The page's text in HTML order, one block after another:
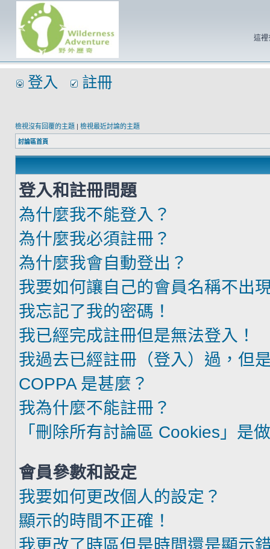
這裡
登入 註冊
檢視沒有回覆的主題 | 檢視最近討論的主題
討論區首頁
登入和註冊問題
為什麼我不能登入？
為什麼我必須註冊？
為什麼我會自動登出？
我要如何讓自己的會員名稱不出
我忘記了我的密碼！
我已經完成註冊但是無法登入！
我過去已經註冊（登入）過，但
COPPA 是甚麼？
我為什麼不能註冊？
「刪除所有討論區 Cookies」是
會員參數和設定
我要如何更改個人的設定？
顯示的時間不正確！
我更改了時區但是時間還是顯示